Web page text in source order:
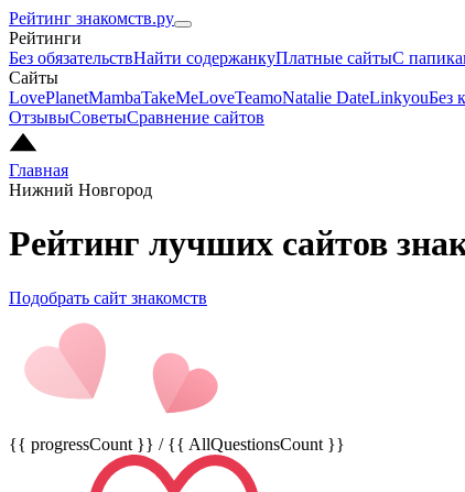
Рейтинг знакомств.ру
Рейтинги
Без обязательствНайти содержанкуПлатные сайтыС
Сайты
LovePlanetMambaTakeMeLoveTeamoNatalie DateLinkyouБез
ОтзывыСоветыСравнение сайтов
Главная
Нижний Новгород
Рейтинг лучших сайтов
Подобрать сайт знакомств
{{ progressCount }} / {{ AllQuestionsCount }}